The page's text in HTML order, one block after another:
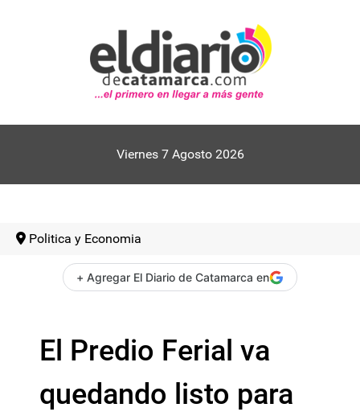
Viernes 7 Agosto 2026
Politica y Economia
+ Agregar El Diario de Catamarca en
El Predio Ferial va
quedando listo para